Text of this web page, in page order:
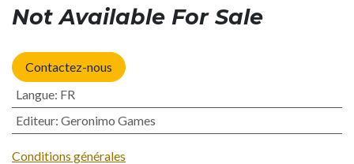
Not Available For Sale
Contactez-nous
Langue: FR
Editeur: Geronimo Games
Conditions générales